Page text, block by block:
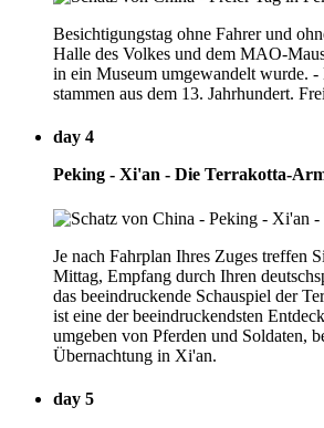
Besichtigungstag ohne Fahrer und
Halle des Volkes und dem MAO-
in ein Museum umgewandelt wurde.
stammen aus dem 13. Jahrhundert.
day 4
Peking - Xi'an - Die Terrakotta-
Je nach Fahrplan Ihres Zuges treffen
Mittag, Empfang durch Ihren
das beeindruckende Schauspiel der
ist eine der beeindruckendsten
umgeben von Pferden und Soldaten,
Übernachtung in Xi'an.
day 5